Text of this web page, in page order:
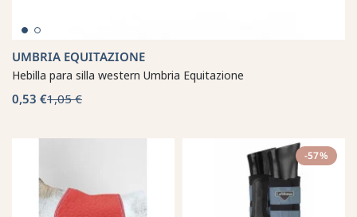
UMBRIA EQUITAZIONE
Hebilla para silla western Umbria Equitazione
0,53 €1,05 €
-57%